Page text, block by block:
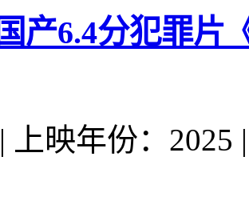
产6.4分犯罪片
| 上映年份：2025 |